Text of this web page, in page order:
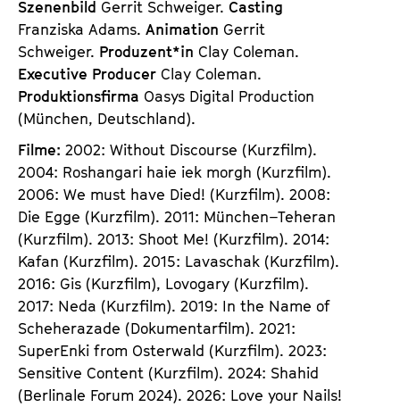
Szenenbild Gerrit Schweiger. Casting
Franziska Adams. Animation Gerrit
Schweiger. Produzent*in Clay Coleman.
Executive Producer Clay Coleman.
Produktionsfirma Oasys Digital Production
(München, Deutschland).
Filme: 2002: Without Discourse (Kurzfilm).
2004: Roshangari haie iek morgh (Kurzfilm).
2006: We must have Died! (Kurzfilm). 2008:
Die Egge (Kurzfilm). 2011: München–Teheran
(Kurzfilm). 2013: Shoot Me! (Kurzfilm). 2014:
Kafan (Kurzfilm). 2015: Lavaschak (Kurzfilm).
2016: Gis (Kurzfilm), Lovogary (Kurzfilm).
2017: Neda (Kurzfilm). 2019: In the Name of
Scheherazade (Dokumentarfilm). 2021:
SuperEnki from Osterwald (Kurzfilm). 2023:
Sensitive Content (Kurzfilm). 2024: Shahid
(Berlinale Forum 2024). 2026: Love your Nails!